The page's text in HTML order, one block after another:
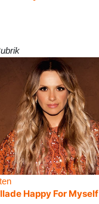
Happy For Myself